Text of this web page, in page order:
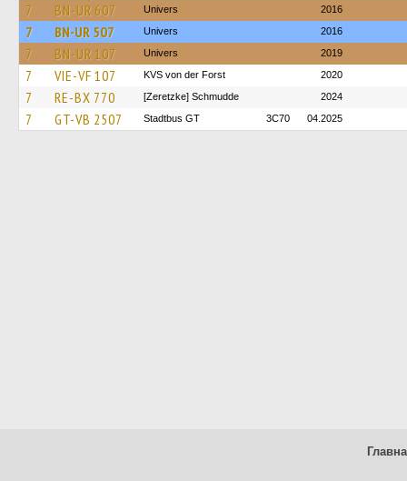
7 BN-UR 607 Univers 2016
7 BN-UR 507 Univers 2016
7 BN-UR 107 Univers 2019
7 VIE-VF 107 KVS von der Forst 2020
7 RE-BX 770 [Zeretzke] Schmudde 2024
7 GT-VB 2507 Stadtbus GT 3C70 04.2025